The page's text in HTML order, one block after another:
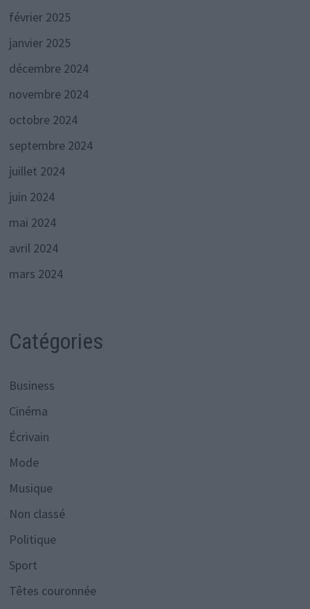
février 2025
janvier 2025
décembre 2024
novembre 2024
octobre 2024
septembre 2024
juillet 2024
juin 2024
mai 2024
avril 2024
mars 2024
Catégories
Business
Cinéma
Écrivain
Mode
Musique
Non classé
Politique
Sport
Têtes couronnée